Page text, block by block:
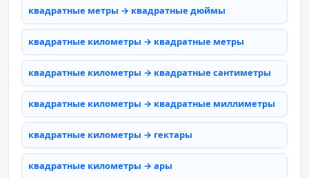
квадратные метры → квадратные дюймы
квадратные километры → квадратные метры
квадратные километры → квадратные сантиметры
квадратные километры → квадратные миллиметры
квадратные километры → гектары
квадратные километры → ары